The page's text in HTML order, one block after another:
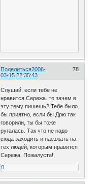
Поделиться 78
2006-
03-15 22:35:43
Слушай, если тебе не
нравится Сережа. то зачем в
эту тему пишешь? Тебе было
бы приятно, если бы Дрю так
говорили, ты бы тоже
ругалась. Так что не надо
сюда заходить и наезжать на
тех людей, которым нравится
Сережа. Пожалуста!
0